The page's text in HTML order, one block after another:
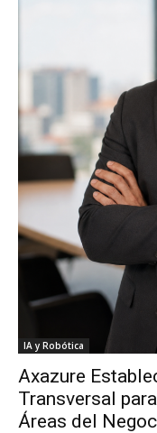
IA y Robótica
Axazure
Transversal
Áreas del